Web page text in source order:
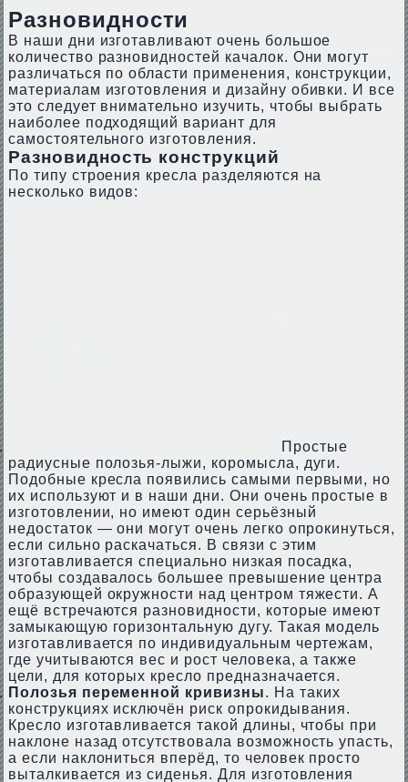
Разновидности
В наши дни изготавливают очень большое
количество разновидностей качалок. Они могут
различаться по области применения, конструкции,
материалам изготовления и дизайну обивки. И все
это следует внимательно изучить, чтобы выбрать
наиболее подходящий вариант для
самостоятельного изготовления.
Разновидность конструкций
По типу строения кресла разделяются на
несколько видов:
Простые
радиусные полозья-лыжи, коромысла, дуги.
Подобные кресла появились самыми первыми, но
их используют и в наши дни. Они очень простые в
изготовлении, но имеют один серьёзный
недостаток — они могут очень легко опрокинуться,
если сильно раскачаться. В связи с этим
изготавливается специально низкая посадка,
чтобы создавалось большее превышение центра
образующей окружности над центром тяжести. А
ещё встречаются разновидности, которые имеют
замыкающую горизонтальную дугу. Такая модель
изготавливается по индивидуальным чертежам,
где учитываются вес и рост человека, а также
цели, для которых кресло предназначается.
Полозья переменной кривизны. На таких
конструкциях исключён риск опрокидывания.
Кресло изготавливается такой длины, чтобы при
наклоне назад отсутствовала возможность упасть,
а если наклониться вперёд, то человек просто
выталкивается из сиденья. Для изготовления